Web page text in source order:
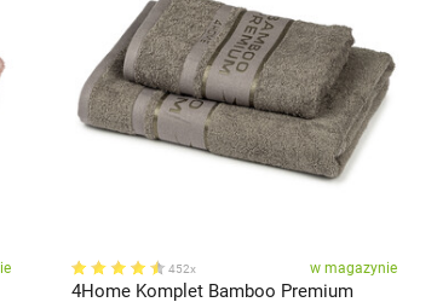
452x w magazynie
4Home Komplet Bamboo Premium